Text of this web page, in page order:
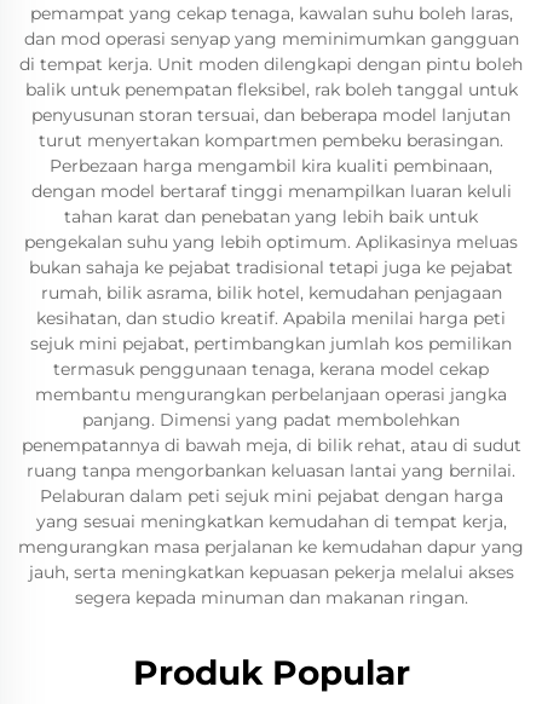
pemampat yang cekap tenaga, kawalan suhu boleh laras,
dan mod operasi senyap yang meminimumkan gangguan
di tempat kerja. Unit moden dilengkapi dengan pintu boleh
balik untuk penempatan fleksibel, rak boleh tanggal untuk
penyusunan storan tersuai, dan beberapa model lanjutan
turut menyertakan kompartmen pembeku berasingan.
Perbezaan harga mengambil kira kualiti pembinaan,
dengan model bertaraf tinggi menampilkan luaran keluli
tahan karat dan penebatan yang lebih baik untuk
pengekalan suhu yang lebih optimum. Aplikasinya meluas
bukan sahaja ke pejabat tradisional tetapi juga ke pejabat
rumah, bilik asrama, bilik hotel, kemudahan penjagaan
kesihatan, dan studio kreatif. Apabila menilai harga peti
sejuk mini pejabat, pertimbangkan jumlah kos pemilikan
termasuk penggunaan tenaga, kerana model cekap
membantu mengurangkan perbelanjaan operasi jangka
panjang. Dimensi yang padat membolehkan
penempatannya di bawah meja, di bilik rehat, atau di sudut
ruang tanpa mengorbankan keluasan lantai yang bernilai.
Pelaburan dalam peti sejuk mini pejabat dengan harga
yang sesuai meningkatkan kemudahan di tempat kerja,
mengurangkan masa perjalanan ke kemudahan dapur yang
jauh, serta meningkatkan kepuasan pekerja melalui akses
segera kepada minuman dan makanan ringan.
Produk Popular